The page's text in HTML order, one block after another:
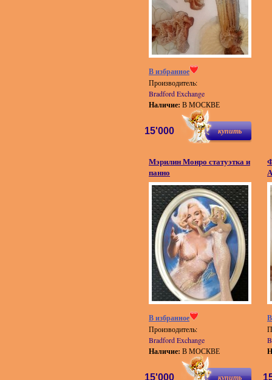
В избранное
Производитель:
Bradford Exchange
Наличие: В МОСКВЕ
купить
15'000
Мэрилин Монро статуэтка и
панно
В избранное
Производитель:
Bradford Exchange
Наличие: В МОСКВЕ
купить
15'000